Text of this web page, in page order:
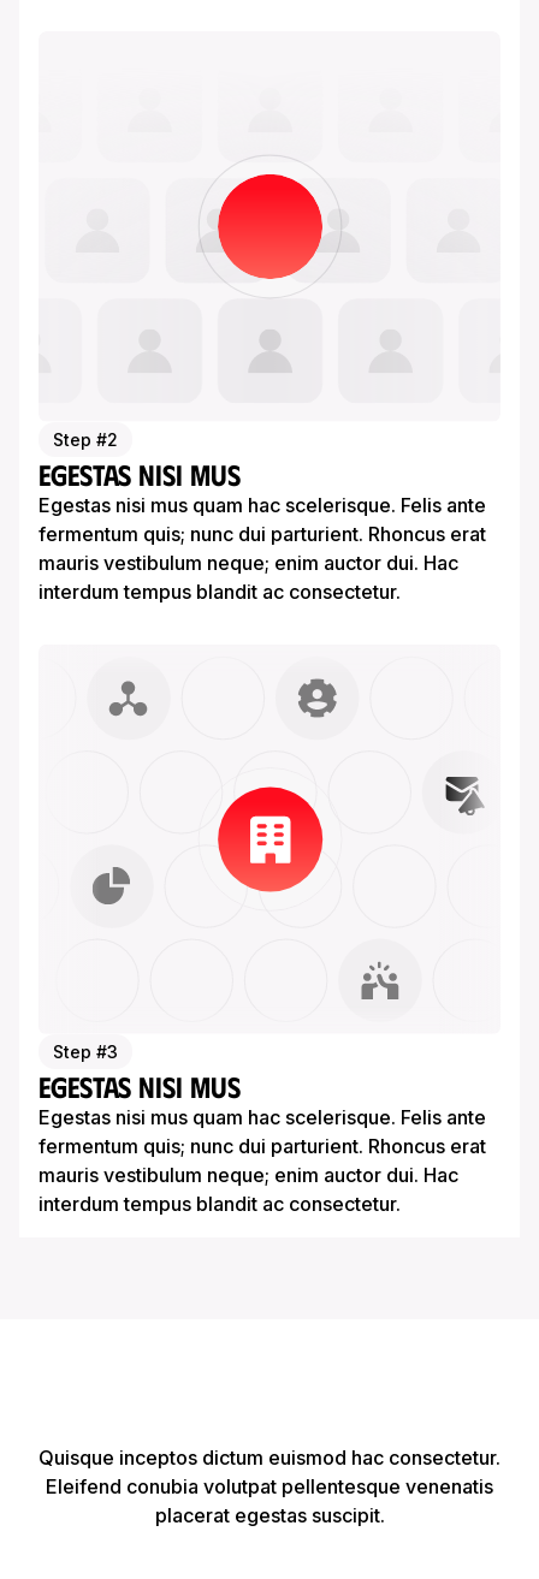
Step #2
Egestas nisi mus
Egestas nisi mus quam hac scelerisque. Felis ante
fermentum quis; nunc dui parturient. Rhoncus erat
mauris vestibulum neque; enim auctor dui. Hac
interdum tempus blandit ac consectetur.
Step #3
Egestas nisi mus
Egestas nisi mus quam hac scelerisque. Felis ante
fermentum quis; nunc dui parturient. Rhoncus erat
mauris vestibulum neque; enim auctor dui. Hac
interdum tempus blandit ac consectetur.
Quisque inceptos dictum euismod hac consectetur.
Eleifend conubia volutpat pellentesque venenatis
placerat egestas suscipit.